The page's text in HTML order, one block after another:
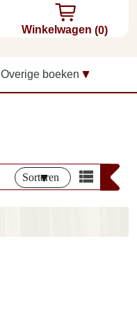
Winkelwagen (0)
Overige boeken
Sorteren